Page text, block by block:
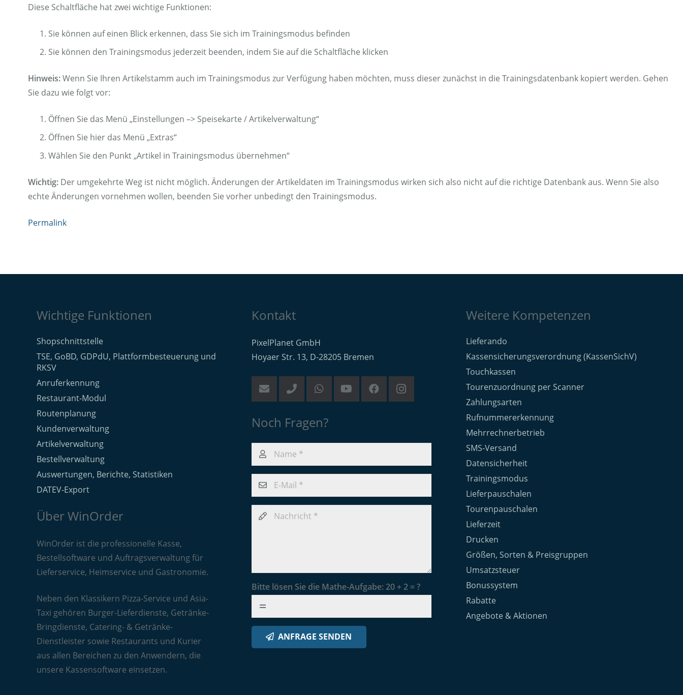
Diese Schaltfläche hat zwei wichtige Funktionen:
Sie können auf einen Blick erkennen, dass Sie sich im Trainingsmodus befinden
Sie können den Trainingsmodus jederzeit beenden, indem Sie auf die Schaltfläche klicken
Hinweis:Wenn Sie Ihren Artikelstamm auch im Trainingsmodus zur Verfügung haben möchten, muss dieser zunächst in die Trainingsdatenbank kopiert werden. Gehen
Sie dazu wie folgt vor:
Öffnen Sie das Menü „Einstellungen –> Speisekarte / Artikelverwaltung“
Öffnen Sie hier das Menü „Extras“
Wählen Sie den Punkt „Artikel in Trainingsmodus übernehmen“
Wichtig: Der umgekehrte Weg ist nicht möglich. Änderungen der Artikeldaten im Trainingsmodus wirken sich also nicht auf die richtige Datenbank aus. Wenn Sie also
echte Änderungen vornehmen wollen, beenden Sie vorher unbedingt den Trainingsmodus.
Permalink
Wichtige Funktionen
Shopschnittstelle
TSE, GoBD, GDPdU, Plattformbesteuerung und
RKSV
Anruferkennung
Restaurant-Modul
Routenplanung
Kundenverwaltung
Artikelverwaltung
Bestellverwaltung
Auswertungen, Berichte, Statistiken
DATEV-Export
Über WinOrder
WinOrder ist die professionelle Kasse,
Bestellsoftware und Auftragsverwaltung für
Lieferservice, Heimservice und Gastronomie.
Neben den Klassikern Pizza-Service und Asia-
Taxi gehören Burger-Lieferdienste, Getränke-
Bringdienste, Catering- & Getränke-
Dienstleister sowie Restaurants und Kurier
aus allen Bereichen zu den Anwendern, die
unsere Kassensoftware einsetzen.
Kontakt
PixelPlanet GmbH
Hoyaer Str. 13, D-28205 Bremen
Noch Fragen?
Bitte lösen Sie die Mathe-Aufgabe:20 + 2 = ?
ANFRAGE SENDEN
Weitere Kompetenzen
Lieferando
Kassensicherungsverordnung (KassenSichV)
Touchkassen
Tourenzuordnung per Scanner
Zahlungsarten
Rufnummererkennung
Mehrrechnerbetrieb
SMS-Versand
Datensicherheit
Trainingsmodus
Lieferpauschalen
Tourenpauschalen
Lieferzeit
Drucken
Größen, Sorten & Preisgruppen
Umsatzsteuer
Bonussystem
Rabatte
Angebote & Aktionen